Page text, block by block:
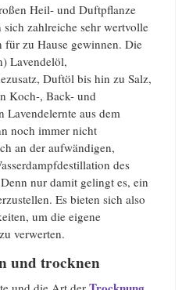
Heil- und Duftpflanze
zahlreiche sehr wertvolle
zu Hause gewinnen. Die
Lavendelöl,
Duftöl bis hin zu Salz,
Koch-, Back- und
Lavendelernte aus dem
noch immer nicht
an der aufwändigen,
des
nur damit gelingt es, ein
Es bieten sich also
um die eigene
verwerten.
und trocknen